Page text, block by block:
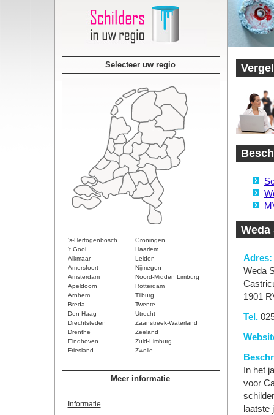
Selecteer uw regio
's-Hertogenbosch
Groningen
't Gooi
Haarlem
Alkmaar
Leiden
Amersfoort
Nijmegen
Amsterdam
Noord-Midden Limburg
Apeldoorn
Rotterdam
Arnhem
Tilburg
Breda
Twente
Den Haag
Utrecht
Drechtsteden
Zaanstreek-Waterland
Drenthe
Zeeland
Eindhoven
Zuid-Limburg
Friesland
Zwolle
Meer informatie
Informatie
Adres:
Weda
1901
Tel.
In het
voor
laatste